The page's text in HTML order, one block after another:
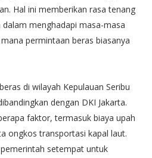
Hal ini memberikan rasa tenang
menghadapi masa-masa
permintaan beras biasanya
di wilayah Kepulauan Seribu
dengan DKI Jakarta.
faktor, termasuk biaya upah
ongkos transportasi kapal laut.
setempat untuk